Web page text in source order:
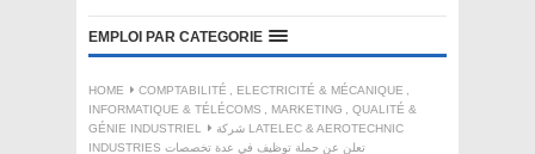
EMPLOI PAR CATEGORIE
HOME COMPTABILITÉ , ELECTRICITÉ & MÉCANIQUE ,
INFORMATIQUE & TÉLÉCOMS , MARKETING , QUALITÉ &
GÉNIE INDUSTRIEL
شركة LATELEC & AEROTECHNIC
INDUSTRIES تعلن عن حملة توظيف في عدة تخصصات